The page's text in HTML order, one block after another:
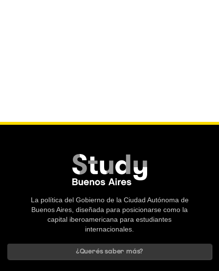
La política del Gobierno de la Ciudad Autónoma de
Buenos Aires, diseñada para posicionarse como la
capital iberoamericana para estudiantes
internacionales.
¿Querés saber más?